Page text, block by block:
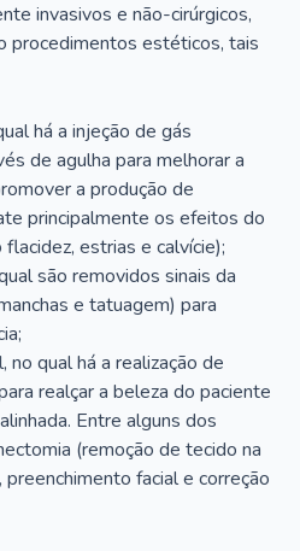
invasivos e não-cirúrgicos,
procedimentos estéticos, tais
há a injeção de gás
de agulha para melhorar a
a produção de
principalmente os efeitos do
estrias e calvície);
são removidos sinais da
e tatuagem) para
no qual há a realização de
realçar a beleza do paciente
Entre alguns dos
(remoção de tecido na
facial e correção